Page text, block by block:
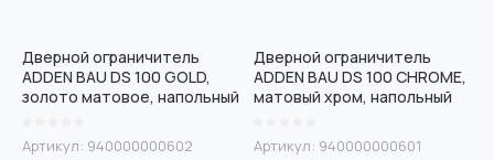
Дверной ограничитель
ADDEN BAU DS 100 GOLD,
золото матовое, напольный
Артикул: 940000000602
Дверной ограничитель
ADDEN BAU DS 100 CHROME,
матовый хром, напольный
Артикул: 940000000601